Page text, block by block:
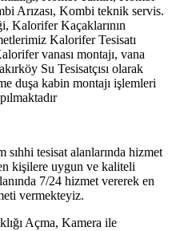
Arızası, Kombi teknik servis.
Kalorifer Kaçaklarının
Kalorifer Tesisatı
vanası montajı, vana
Su Tesisatçısı olarak
duşa kabin montajı işlemleri
tesisat alanlarında hizmet
kişilere uygun ve kaliteli
7/24 hizmet vererek en
vermekteyiz.
Açma, Kamera ile